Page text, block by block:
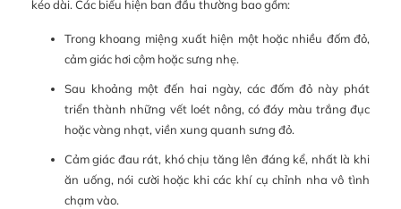
kéo dài. Các biểu hiện ban đầu thường bao gồm:
Trong khoang miệng xuất hiện một hoặc nhiều đốm đỏ,
cảm giác hơi cộm hoặc sưng nhẹ.
Sau khoảng một đến hai ngày, các đốm đỏ này phát
triển thành những vết loét nông, có đáy màu trắng đục
hoặc vàng nhạt, viền xung quanh sưng đỏ.
Cảm giác đau rát, khó chịu tăng lên đáng kể, nhất là khi
ăn uống, nói cười hoặc khi các khí cụ chỉnh nha vô tình
chạm vào.